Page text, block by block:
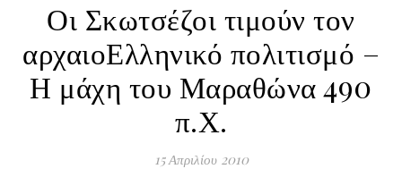
Οι Σκωτσέζοι τιμούν τον
αρχαιοΕλληνικό πολιτισμό –
Η μάχη του Μαραθώνα 490
π.Χ.
15 Απριλίου 2010